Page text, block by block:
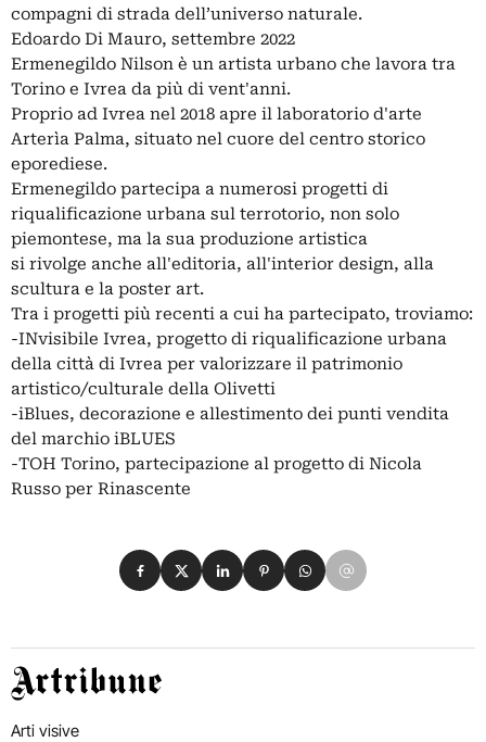
compagni di strada dell’universo naturale.
Edoardo Di Mauro, settembre 2022
Ermenegildo Nilson è un artista urbano che lavora tra
Torino e Ivrea da più di vent'anni.
Proprio ad Ivrea nel 2018 apre il laboratorio d'arte
Arterìa Palma, situato nel cuore del centro storico
eporediese.
Ermenegildo partecipa a numerosi progetti di
riqualificazione urbana sul terrotorio, non solo
piemontese, ma la sua produzione artistica
si rivolge anche all'editoria, all'interior design, alla
scultura e la poster art.
Tra i progetti più recenti a cui ha partecipato, troviamo:
-INvisibile Ivrea, progetto di riqualificazione urbana
della città di Ivrea per valorizzare il patrimonio
artistico/culturale della Olivetti
-iBlues, decorazione e allestimento dei punti vendita
del marchio iBLUES
-TOH Torino, partecipazione al progetto di Nicola
Russo per Rinascente
Condividi su Facebook
Condividi su X
Condividi su LinkedIn
Condividi su Pinterest
Condividi su WhatsApp
Condividi su Email
Artribune
Arti visive